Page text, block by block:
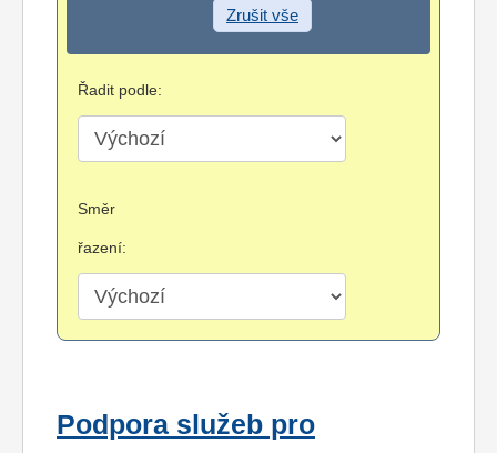
Zrušit vše
Řadit podle:
Směr
řazení:
Podpora služeb pro